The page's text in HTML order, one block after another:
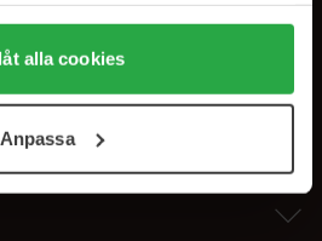
alla cookies" accepterar du
under "Detaljer" kan anpassa
Du kan när som helst återkalla
alla cookies
Anpassa